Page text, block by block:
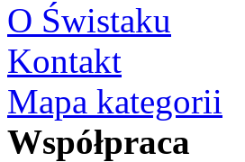
O Świstaku
Kontakt
Mapa kategorii
Współpraca